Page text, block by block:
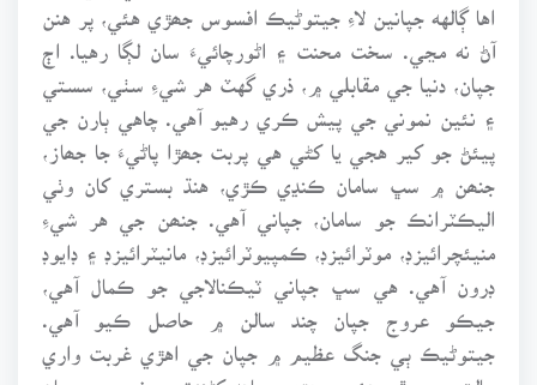
اها ڳالهه جپانين لاءِ جيتوڻيڪ افسوس جھڙي هئي، پر هنن
آڻ نه مڃي. سخت محنت ۽ اڻورچائيءَ سان لڳا رهيا. اڄ
جپان، دنيا جي مقابلي ۾، ذري گهٽ هر شيءِ سٺي، سستي
۽ نئين نموني جي پيش ڪري رهيو آهي. چاهي ٻارن جي
پيئڻ جو کير هجي يا کڻي هي پربت جھڙا پاڻيءَ جا جھاز،
جنھن ۾ سڀ سامان ڪنڍي ڪڙي، هنڌ بستري کان وٺي
اليڪٽرانڪ جو سامان، جپاني آهي. جنھن جي هر شيءِ
منيئچرائيزڊ، موٽرائيزڊ، ڪمپيوٽرائيزڊ، مانيٽرائيزڊ ۽ ڊايوڊ
ڊرون آهي. هي سڀ جپاني ٽيڪنالاجي جو ڪمال آهي،
جيڪو عروج جپان چند سالن ۾ حاصل ڪيو آهي.
جيتوڻيڪ ٻي جنگ عظيم ۾ جپان جي اهڙي غربت واري
حالت وڃي ٿي هئي، جھڙي پساهه کڻندڙ مريض جي. جپان